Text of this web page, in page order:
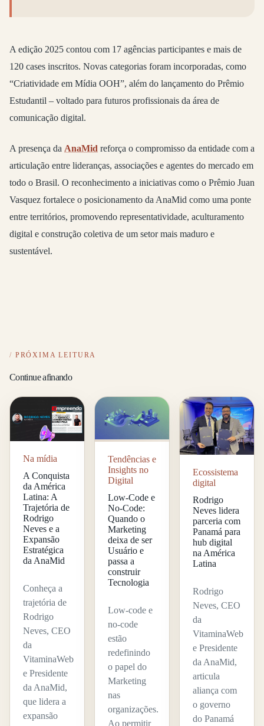
A edição 2025 contou com 17 agências participantes e mais de
120 cases inscritos. Novas categorias foram incorporadas, como
“Criatividade em Mídia OOH”, além do lançamento do Prêmio
Estudantil – voltado para futuros profissionais da área de
comunicação digital.
A presença da AnaMid reforça o compromisso da entidade com a
articulação entre lideranças, associações e agentes do mercado em
todo o Brasil. O reconhecimento a iniciativas como o Prêmio Juan
Vasquez fortalece o posicionamento da AnaMid como uma ponte
entre territórios, promovendo representatividade, aculturamento
digital e construção coletiva de um setor mais maduro e
sustentável.
PRÓXIMA LEITURA
Continue afinando
Na mídia
A Conquista
da América
Latina: A
Trajetória de
Rodrigo
Neves e a
Expansão
Estratégica
da AnaMid
Conheça a
trajetória de
Rodrigo
Neves, CEO
da
VitaminaWeb
e Presidente
da AnaMid,
que lidera a
expansão
Tendências e
Insights no
Digital
Low-Code e
No-Code:
Quando o
Marketing
deixa de ser
Usuário e
passa a
construir
Tecnologia
Low-code e
no-code
estão
redefinindo
o papel do
Marketing
nas
organizações.
Ao permitir
Ecossistema
digital
Rodrigo
Neves lidera
parceria com
Panamá para
hub digital
na América
Latina
Rodrigo
Neves, CEO
da
VitaminaWeb
e Presidente
da AnaMid,
articula
aliança com
o governo
do Panamá